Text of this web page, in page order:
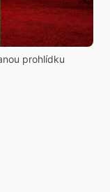
prohlídku